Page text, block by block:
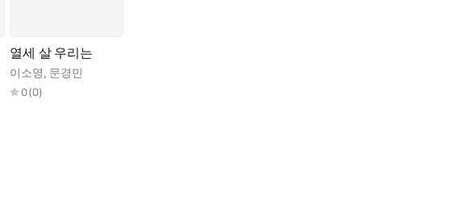
열세 살 우리는
이소영, 문경민
0(0)